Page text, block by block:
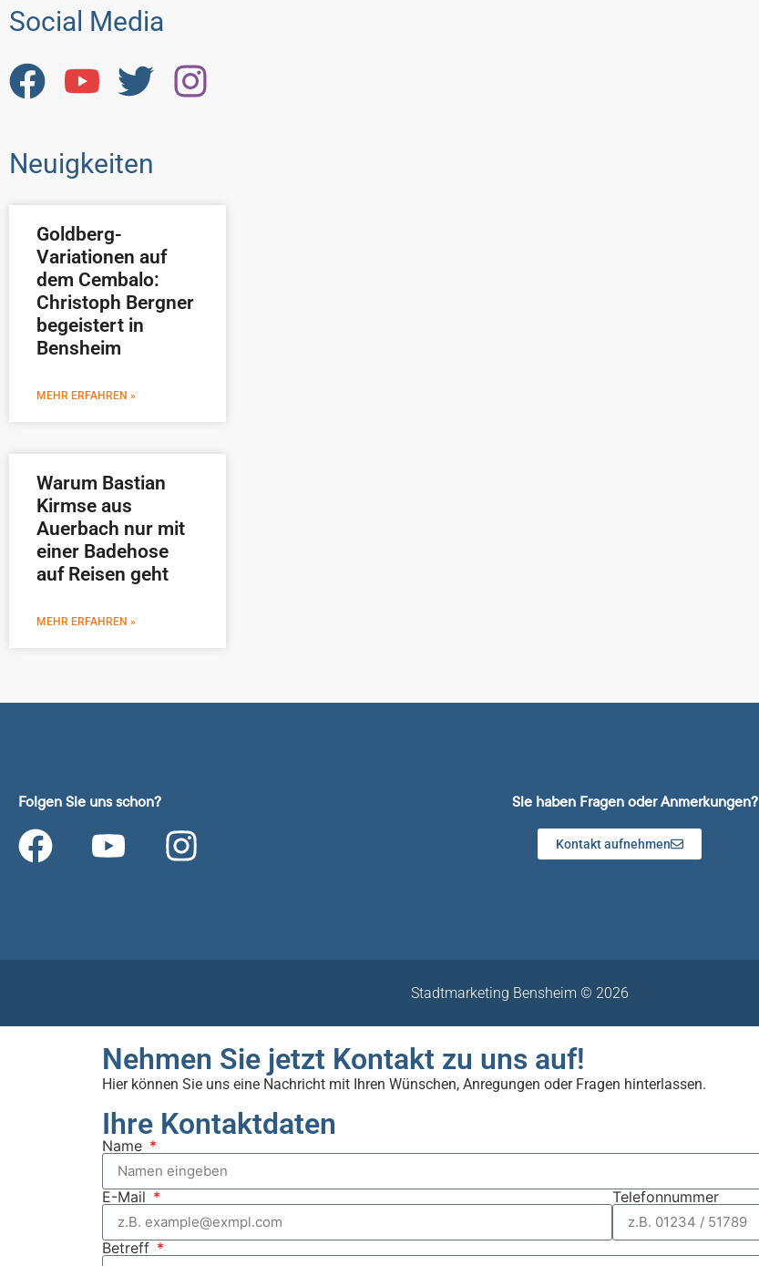
Social Media
Neuigkeiten
Goldberg-
Variationen auf
dem Cembalo:
Christoph Bergner
begeistert in
Bensheim
MEHR ERFAHREN »
Warum Bastian
Kirmse aus
Auerbach nur mit
einer Badehose
auf Reisen geht
MEHR ERFAHREN »
Folgen Sie uns schon? Sie haben Fragen oder Anmerkungen?
Kontakt aufnehmen
Stadtmarketing Bensheim © 2026
Nehmen Sie jetzt Kontakt zu uns auf!
Hier können Sie uns eine Nachricht mit Ihren Wünschen, Anregungen oder Fragen hinterlassen.
Ihre Kontaktdaten
Name
E-Mail Telefonnummer
Betreff